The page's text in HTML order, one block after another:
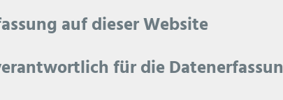
auf dieser Website
für die